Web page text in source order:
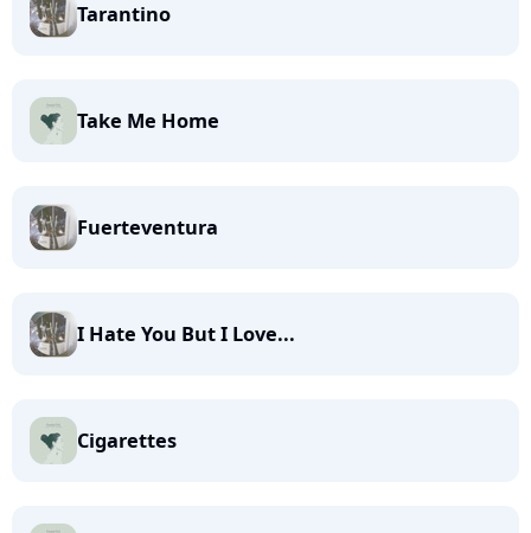
Tarantino
Take Me Home
Fuerteventura
I Hate You But I Love...
Cigarettes